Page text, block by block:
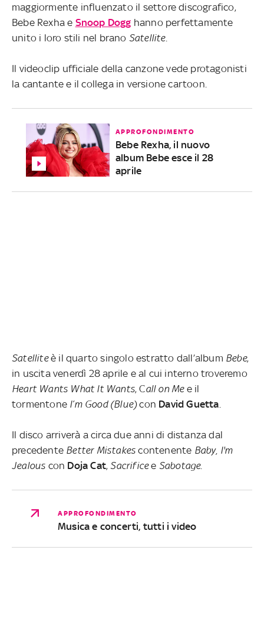
maggiormente influenzato il settore discografico,
Bebe Rexha e Snoop Dogg hanno perfettamente
unito i loro stili nel brano Satellite.
Il videoclip ufficiale della canzone vede protagonisti
la cantante e il collega in versione cartoon.
APPROFONDIMENTO
Bebe Rexha, il nuovo
album Bebe esce il 28
aprile
Satelliteè il quarto singolo estratto dall’album Bebe,
in uscita venerdì 28 aprile e al cui interno troveremo
Heart Wants What It Wants, Call on Me e il
tormentone I’m Good (Blue)con David Guetta
Il disco arriverà a circa due anni di distanza dal
precedente Better Mistakescontenente Baby, I'm
Jealous con Doja Cat,Sacrificee Sabotage.
APPROFONDIMENTO
Musica e concerti, tutti i video